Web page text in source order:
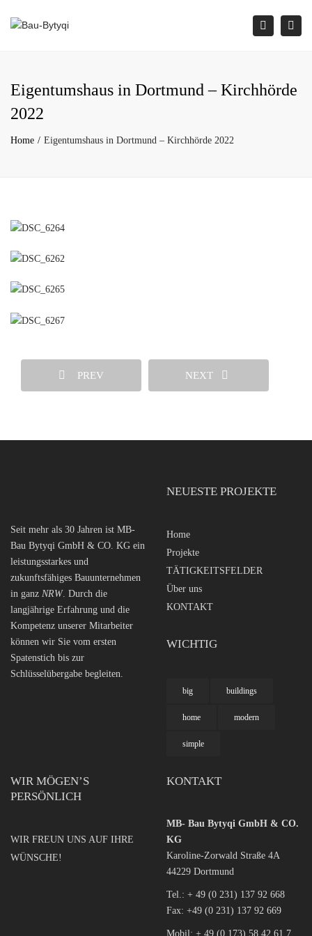
Search
Eigentumshaus in Dortmund – Kirchhörde
2022
Home Eigentumshaus in Dortmund – Kirchhörde 2022
PREV NEXT
Seit mehr als 30 Jahren ist MB-
Bau Bytyqi GmbH & CO. KG ein
leistungsstarkes und
zukunftsfähiges Bauunternehmen
in ganz NRW. Durch die
langjährige Erfahrung und die
Kompetenz unserer Mitarbeiter
können wir Sie vom ersten
Spatenstich bis zur
Schlüsselübergabe begleiten.
NEUESTE PROJEKTE
Home
Projekte
TÄTIGKEITSFELDER
Über uns
KONTAKT
WICHTIG
big buildings
home modern
simple
WIR MÖGEN’S
PERSÖNLICH
WIR FREUN UNS AUF IHRE
WÜNSCHE!
KONTAKT
MB- Bau Bytyqi GmbH & CO.
KG
Karoline-Zorwald Straße 4A
44229 Dortmund
Tel.: + 49 (0 231) 137 92 668
Fax: +49 (0 231) 137 92 669
Mobil: + 49 (0 173) 58 42 61 7